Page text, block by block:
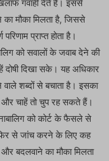
गवाही देते हैं। इससे
का मौका मिलता है, जिससे
प्राप्त होता है।
को सवालों के जवाब देने की
दिखा सके। यह अधिकार
शब्दों से बचाता है। इसका
चाहें तो चुप रह सकते हैं।
को कोर्ट के फैसले से
से जांच करने के लिए कह
बदलवाने का मौका मिलता